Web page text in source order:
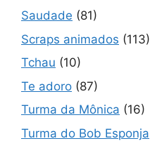
Saudade (81)
Scraps animados (113)
Tchau (10)
Te adoro (87)
Turma da Mônica (16)
Turma do Bob Esponja